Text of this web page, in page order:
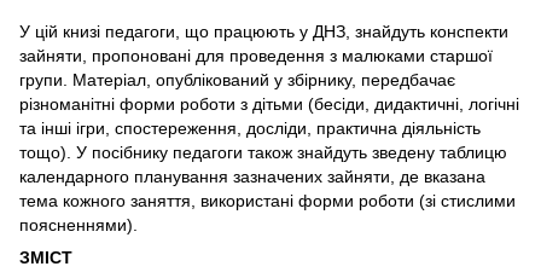
У цій книзі педагоги, що працюють у ДНЗ, знайдуть конспекти
зайняти, пропоновані для проведення з малюками старшої
групи. Матеріал, опублікований у збірнику, передбачає
різноманітні форми роботи з дітьми (бесіди, дидактичні, логічні
та інші ігри, спостереження, досліди, практична діяльність
тощо). У посібнику педагоги також знайдуть зведену таблицю
календарного планування зазначених зайняти, де вказана
тема кожного заняття, використані форми роботи (зі стислими
поясненнями).
ЗМІСТ